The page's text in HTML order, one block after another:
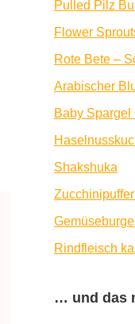
Pulled Pilz
Flower
Rote Bete –
Arabischer
Baby Spargel
Shakshuka
Rindfleisch
… und das